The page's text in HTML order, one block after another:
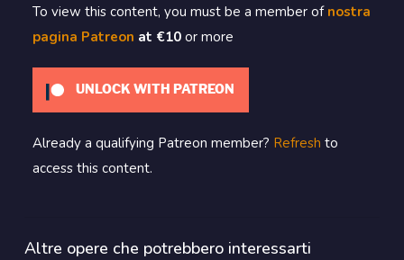
To view this content, you must be a member of nostra
pagina Patreon at €10 or more
UNLOCK WITH PATREON
Already a qualifying Patreon member? Refresh to
access this content.
Altre opere che potrebbero interessarti